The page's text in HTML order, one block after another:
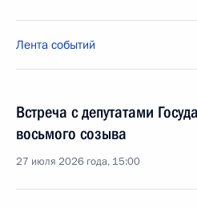
Лента событий
Встреча с депутатами
восьмого созыва
27 июля 2026 года, 15:00